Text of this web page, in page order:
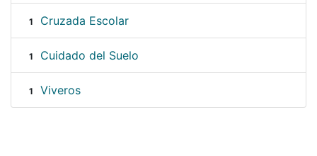
1 Cruzada Escolar
1 Cuidado del Suelo
1 Viveros